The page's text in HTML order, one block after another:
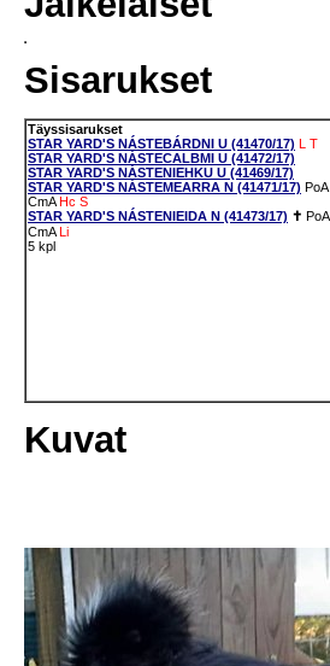
Sisarukset
Täyssisarukset
STAR YARD'S NÁSTEBÁRDNI U (41470/17) L T
STAR YARD'S NÁSTECALBMI U (41472/17)
STAR YARD'S NÁSTENIEHKU U (41469/17)
STAR YARD'S NÁSTEMEARRA N (41471/17) PoA
CmA Hc S
STAR YARD'S NÁSTENIEIDA N (41473/17) ✝ PoA
CmA Li
5 kpl
Kuvat